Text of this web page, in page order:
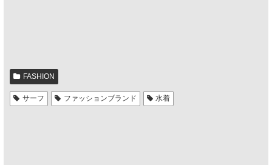
FASHION
サーフ ファッションブランド 水着